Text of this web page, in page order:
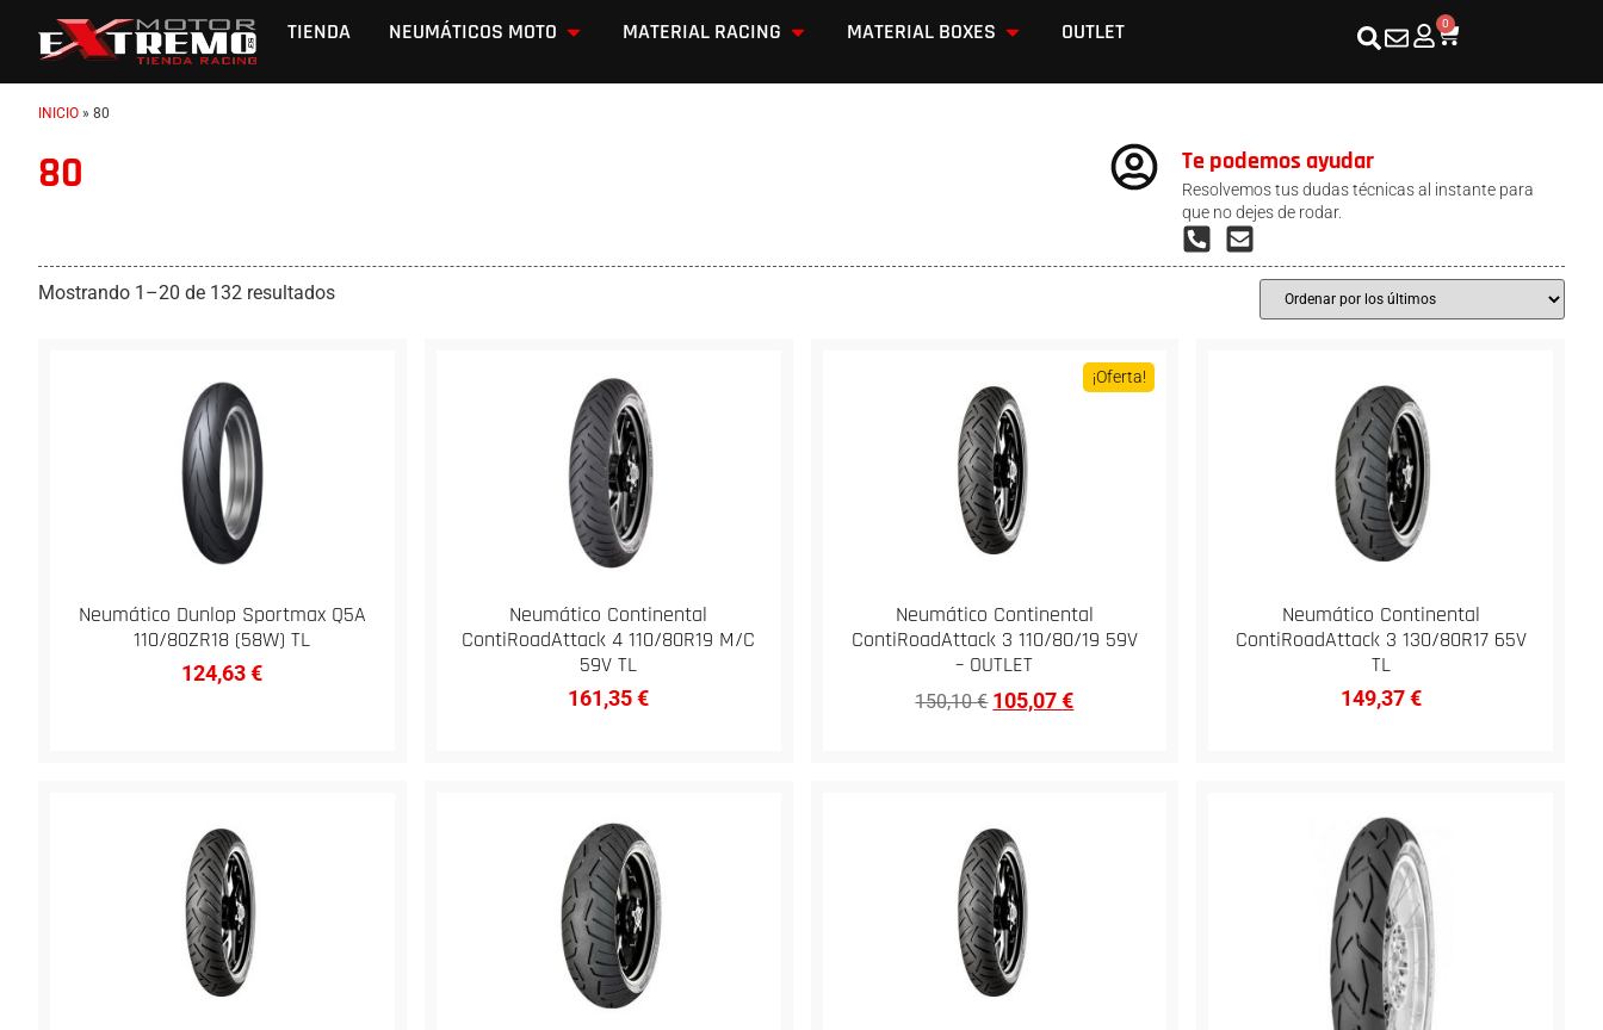
TIENDA NEUMÁTICOS MOTO MATERIAL RACING MATERIAL BOXES OUTLET 0
INICIO » 80
80 Te podemos ayudar
Resolvemos tus dudas técnicas al instante para
que no dejes de rodar.
Mostrando 1–20 de 132 resultados
Neumático Dunlop Sportmax Q5A
110/80ZR18 (58W) TL
124,63€
Neumático Continental
ContiRoadAttack 4 110/80R19 M/C
59V TL
161,35€
¡Oferta!
Neumático Continental
ContiRoadAttack 3 110/80/19 59V
– OUTLET
150,10€ 105,07€
Neumático Continental
ContiRoadAttack 3 130/80R17 65V
TL
149,37€